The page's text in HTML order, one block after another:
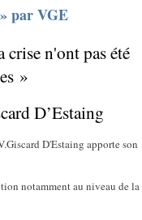
par VGE
crise n'ont pas été
»
D’Estaing
D'Estaing apporte son
notamment au niveau de la